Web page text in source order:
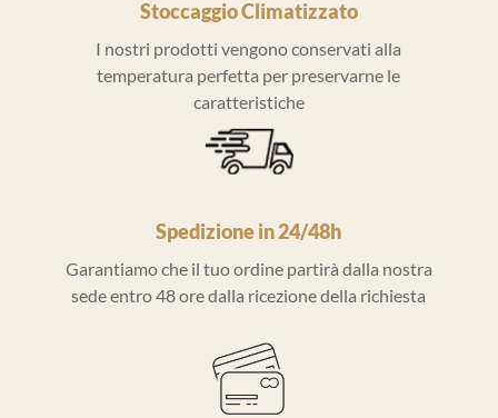
Stoccaggio Climatizzato
I nostri prodotti vengono conservati alla
temperatura perfetta per preservarne le
caratteristiche
Spedizione in 24/48h
Garantiamo che il tuo ordine partirà dalla nostra
sede entro 48 ore dalla ricezione della richiesta